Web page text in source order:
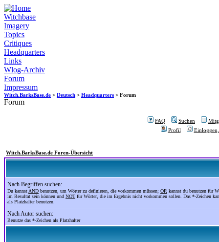
Witchbase
Imagery
Topics
Critiques
Headquarters
Links
Wlog-Archiv
Forum
Impressum
Witch.BarksBase.de > Deutsch > Headquarters > Forum
Forum
FAQ Suchen
Profil
Witch.BarksBase.de Foren-Übersicht
Nach Begriffen suchen:
Du kannst AND benutzen, um Wörter zu definieren, die vorkommen müssen; OR kannst du benutzen für
im Resultat sein können und NOT für Wörter, die im Ergebnis nicht vorkommen sollen. Das *-Zeichen
als Platzhalter benutzen.
Nach Autor suchen:
Benutze das *-Zeichen als Platzhalter